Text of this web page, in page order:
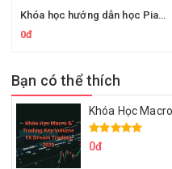
Khóa học hướng dẫn học Piano chuẩn Quốc tế Elementary 2
0đ
Bạn có thể thích
0đ